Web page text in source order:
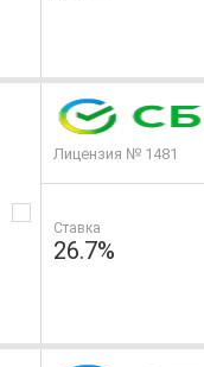
Лицензия № 1481
Ставка
26.7%